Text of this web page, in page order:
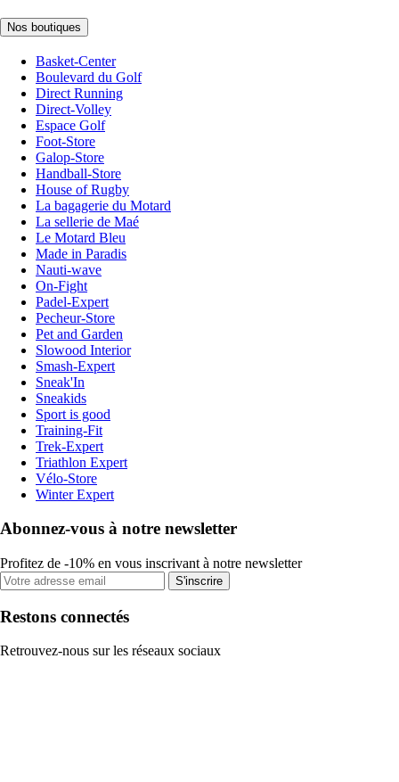
Nos boutiques
Basket-Center
Boulevard du Golf
Direct Running
Direct-Volley
Espace Golf
Foot-Store
Galop-Store
Handball-Store
House of Rugby
La bagagerie du Motard
La sellerie de Maé
Le Motard Bleu
Made in Paradis
Nauti-wave
On-Fight
Padel-Expert
Pecheur-Store
Pet and Garden
Slowood Interior
Smash-Expert
Sneak'In
Sneakids
Sport is good
Training-Fit
Trek-Expert
Triathlon Expert
Vélo-Store
Winter Expert
Abonnez-vous à notre newsletter
Profitez de -10% en vous inscrivant à notre newsletter
S'inscrire
Restons connectés
Retrouvez-nous sur les réseaux sociaux